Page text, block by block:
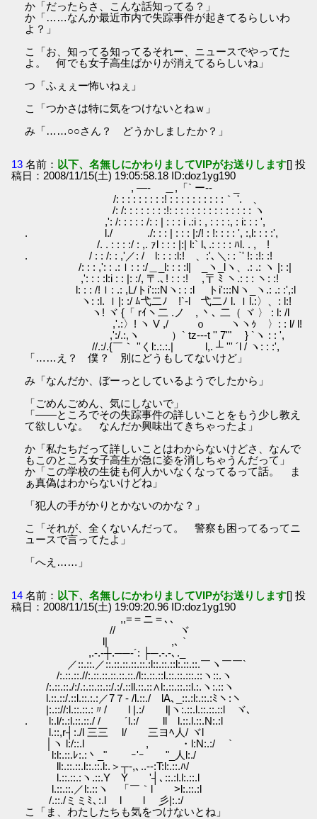
か「だったらさ、こんな話知ってる？」
か「……なんか最近市内で失踪事件が起きてるらしいわ
よ？」
こ「お、知ってる知ってるそれー、ニュースでやってた
よ。 何でも女子高生ばかりが消えてるらしいね」
つ「ふぇぇー怖いねぇ」
こ「つかさは特に気をつけないとねｗ」
み「……○○さん？ どうかしましたか？」
13 名前： 以下、名無しにかわりましてVIPがお送りします[] 投
稿日：2008/11/15(土) 19:05:58.18 ID:doz1yg190
, ―- ＿,「` ー‐- _
/: : : : : : : : :! : : : : : : : : : :｀ '. 、
/: /: : : : : : : :!: : : : : : : : : : : : : : : ヽ
,': /: : : : : /: : | : : : i .:i : , : : : :, : i: : : ',
. l./ ./: : : | : : : |:/! : !: : : : ', :,l: : : :',
/. . : : : :/ : ,. ｧl : : : |:| l:` l､.: : : : ﾊl. . , !
. / : : /: : ,'／: / l: : : :l:! 、:'､＼: : `' !: :!: :!
/: : : ,': : .:ｌ: : :/＿_l: : : :l| _ヽ_lヽ、.: .: ヽ |: :|
,': : : :l:i : : |: :/, 〒.､! : : :! ,〒 ﾐ ヽ.: : : ヽ: :!
l: : : /!ｌ: .: ,L/トi':::Nヽ: : :l トi':::Nヽ_ヽ.: .: :',:l
ヽ: :l. ｌ|: :/ ﾑ弋二ﾉ !`-l 弋二ﾉ l. ｌl.:〉、: l:!
ヽ! ヾ {「 rｲヽ二 .ノ , 丶､ 二（ ヾ 〉 : l: /l
,'.:〉! ヽ V ,/ ｏ ヽヽｩ 〉: : l/ l!
,':/.:,ヽ ）` tz---t '' 7'" } `ヽ : : ',
//.:/.{￣｀ ''くl:.:.:.| l,. ┴ ''' ´l / ヽ: : :',
「……え？ 僕？ 別にどうもしてないけど」
み「なんだか、ぼーっとしているようでしたから」
「ごめんごめん、気にしないで」
「――ところでその失踪事件の詳しいことをもう少し教え
て欲しいな。 なんだか興味出てきちゃったよ」
か「私たちだって詳しいことはわからないけどさ、なんで
もこのところ女子高生が急に姿を消しちゃうんだって」
か「この学校の生徒も何人かいなくなってるって話。 ま
ぁ真偽はわからないけどね」
「犯人の手がかりとかないのかな？」
こ「それが、全くないんだって。 警察も困ってるってニ
ュースで言ってたよ」
「へえ……」
14 名前： 以下、名無しにかわりましてVIPがお送りします[] 投
稿日：2008/11/15(土) 19:09:20.96 ID:doz1yg190
,,=＝ニ＝､､
// ヾ
l| ,､ `
,.-.‐┼.──‐´: ├─.-.-､._
／::.::.／::.::.::.::.::.:l::.::.::l:.::.::.￣ヽ￣￣`
/:.::.::.//:.::.::.::.::.::./l::.::.::l.::.::.:::.::ヽ::.ヽ
/:.::.::./:/.:.::.::.::/.:/.::ll.::.::∧l:.::.::.::l.:.ヽ:.::ヽ
l.::.::/.::l.::.:.:／7７‐ /l.::./ lA､_::.:l:.::.:ﾐヽ:ヽ
|:.:://:l.::.::.:〃/ l |.:/ l|ヽ:.::.l.::.::.::l ヾ､
. l:.l/:.:l.::.::./ / ´l.:/ ll l.::.l.::.N:.:l
l.::,r┤:./l 三三 l/ 三ヨﾍ人/ ヾl
│ヽ l:/::.l , ・l:N:.:/ `
l:l:.::.ﾚ:.:丶_" ｰ'ｰ "_人l:./
ll:.::.::.l::.::.l:.＞┬-,､..-‐:T:l:.::.ﾊ/
l.::.::.:ヽ.::.Y Y '┤､::.:l.l:.::.l
l.::.::.／l:.::ヽ 「￣｀l >l:.::.:l
/.::./ミミﾐ､:.l l l 彡|:.:/
こ「ま、わたしたちも気をつけないとね」